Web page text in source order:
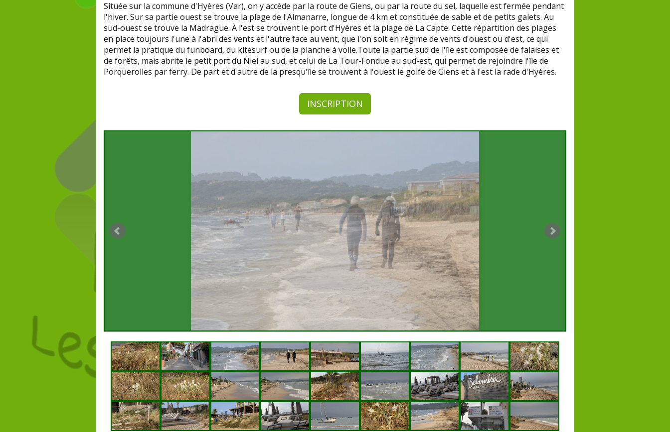
Située sur la commune d'Hyères (Var), on y accède par la route de Giens, ou par la route du sel, laquelle est fermée pendant
l'hiver. Sur sa partie ouest se trouve la plage de l'Almanarre, longue de 4 km et constituée de sable et de petits galets. Au
sud-ouest se trouve la Madrague. À l'est se trouvent le port d'Hyères et la plage de La Capte. Cette répartition des plages
en place toujours l'une à l'abri des vents et l'autre face au vent, que l'on soit en régime de vents d'ouest ou d'est, ce qui
permet la pratique du funboard, du kitesurf ou de la planche à voile.Toute la partie sud de l'île est composée de falaises et
de forêts, mais abrite le petit port du Niel au sud, et celui de La Tour-Fondue au sud-est, qui permet de rejoindre l'île de
Porquerolles par ferry. De part et d'autre de la presqu'île se trouvent à l'ouest le golfe de Giens et à l'est la rade d'Hyères.
INSCRIPTION